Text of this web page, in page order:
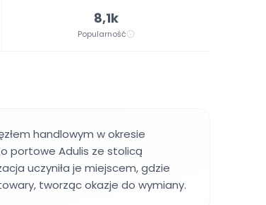
8,1k
Popularność
handlowym w okresie
portowe Adulis ze stolicą
uczyniła je miejscem, gdzie
tworząc okazje do wymiany.